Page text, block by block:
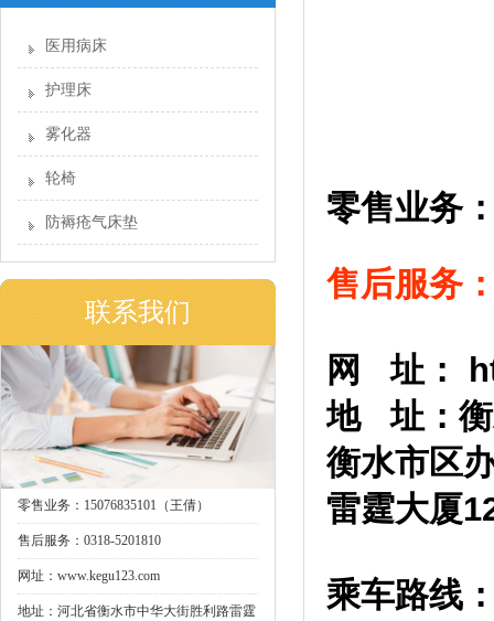
医用病床
护理床
雾化器
轮椅
防褥疮气床垫
联系我们
零售业务：15076835101（王倩）
售后服务：0318-5201810
网址：www.kegu123.com
地址：河北省衡水市中华大街胜利路雷霆
零售业务
售后服务
网 址：
地 址：衡
衡水市区
雷霆大厦
乘车路线